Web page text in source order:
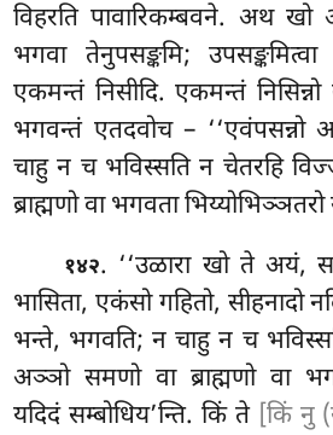
विहरति पावारिकम्बवने. अथ खो
भगवा तेनुपसङ्कमि;
एकमन्तं निसीदि. एकमन्तं
भगवन्तं एतदवोच –
चाहु न च भविस्सति न चेतरहि
ब्राह्मणो वा भगवता भिय्योभिञ्ञतरो
१४२. ‘‘उळारा खो ते अयं,
भासिता, एकंसो गहितो, सीहनादो
भन्ते, भगवति; न चाहु न च
अञ्ञो समणो वा ब्राह्मणो वा
यदिदं सम्बोधिय’न्ति. किं ते [किं नु